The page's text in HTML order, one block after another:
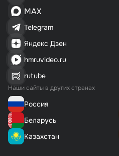
MAX
Telegram
Яндекс Дзен
hmruvideo.ru
rutube
Наши сайты в других странах
Россия
Беларусь
Казахстан